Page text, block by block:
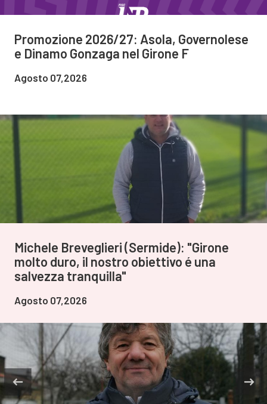
Promozione 2026/27: Asola, Governolese
e Dinamo Gonzaga nel Girone F
Agosto 07,2026
Michele Breveglieri (Sermide): "Girone
molto duro, il nostro obiettivo é una
salvezza tranquilla"
Agosto 07,2026